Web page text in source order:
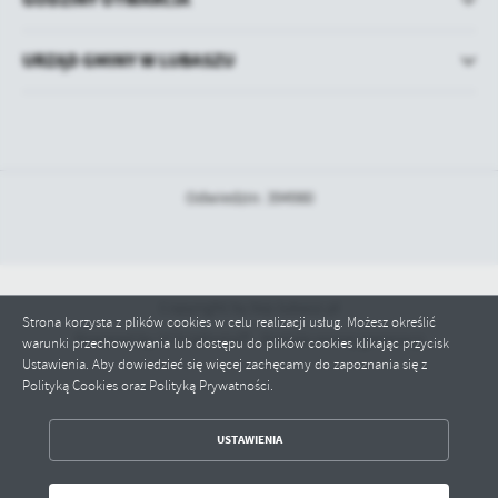
Strona korzysta z plików cookies w celu realizacji usług. Możesz określić
warunki przechowywania lub dostępu do plików cookies klikając przycisk
Ustawienia. Aby dowiedzieć się więcej zachęcamy do zapoznania się z
Polityką Cookies oraz Polityką Prywatności.
USTAWIENIA
ZAPISZ WYBRANE
ODRZUĆ WSZYSTKIE
URZĄD GMINY W LUBASZU
Odwiedzin: 394980
Powered by2ClickPortal® - Portale nowej generacji